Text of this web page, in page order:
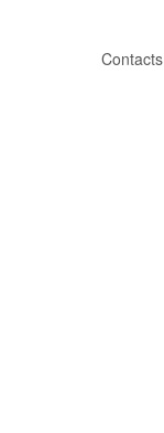
Contacts